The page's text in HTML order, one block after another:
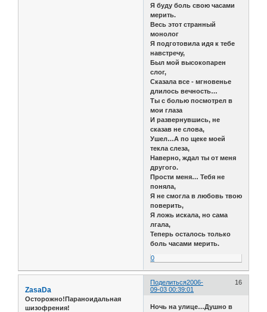
Я буду боль свою часами
мерить.
Весь этот странный
монолог
Я подготовила идя к тебе
навстречу,
Был мой высокопарен
слог,
Сказала все - мгновенье
длилось вечность…
Ты с болью посмотрел в
мои глаза
И развернувшись, не
сказав не слова,
Ушел…А по щеке моей
текла слеза,
Наверно, ждал ты от меня
другого.
Прости меня… Тебя не
поняла,
Я не смогла в любовь твою
поверить,
Я ложь искала, но сама
лгала,
Теперь осталось только
боль часами мерить.
0
Поделиться 16
2006-
09-03 00:39:01
ZasaDa
Осторожно!Параноидальная
шизофрения!
Ночь на улице…Душно в